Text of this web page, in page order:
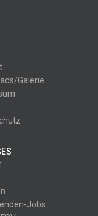
Galerie
Jobs